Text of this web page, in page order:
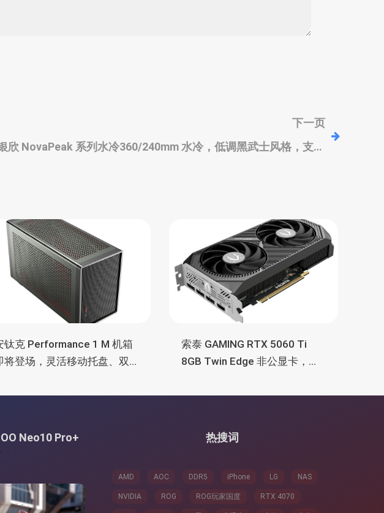
下一页
欣 NovaPeak 系列水冷360/240mm 水冷，低调黑武士风格，支持
钛克 Performance 1 M 机箱
将登场，灵活移动托盘、双
索泰 GAMING RTX 5060 Ti
8GB Twin Edge 非公显卡，双
Neo10 Pro+
热搜词
AMD AOC DDR5 iPhone LG NAS
NVIDIA ROG ROG玩家国度 RTX 4070